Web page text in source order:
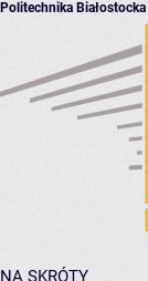
Politechnika Białostocka
NA SKRÓTY